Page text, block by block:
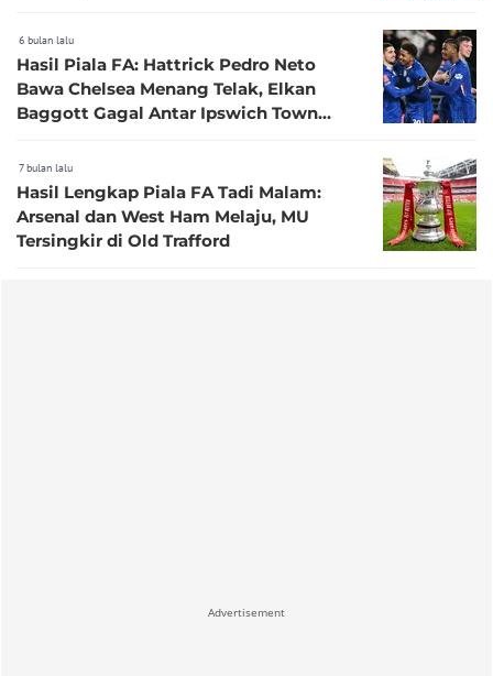
6 bulan lalu
Hasil Piala FA: Hattrick Pedro Neto
Bawa Chelsea Menang Telak, Elkan
Baggott Gagal Antar Ipswich Town
7 bulan lalu
Hasil Lengkap Piala FA Tadi Malam:
Arsenal dan West Ham Melaju, MU
Tersingkir di Old Trafford
Advertisement